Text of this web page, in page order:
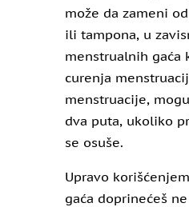
može da zameni
ili tampona, u
menstrualnih gaća
curenja
menstruacije,
dva puta, ukoliko
se osuše.
Upravo
gaća doprinećeš